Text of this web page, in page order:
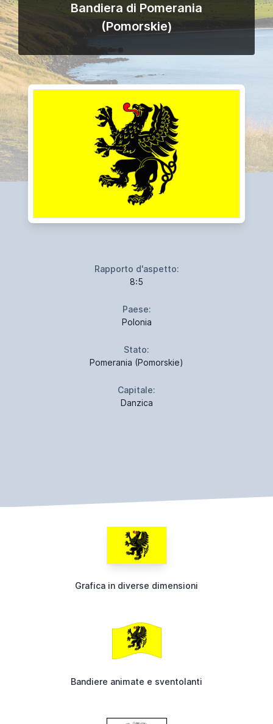
Bandiera di Pomerania
(Pomorskie)
Rapporto d'aspetto:
8:5
Paese:
Polonia
Stato:
Pomerania (Pomorskie)
Capitale:
Danzica
Grafica in diverse dimensioni
Bandiere animate e sventolanti